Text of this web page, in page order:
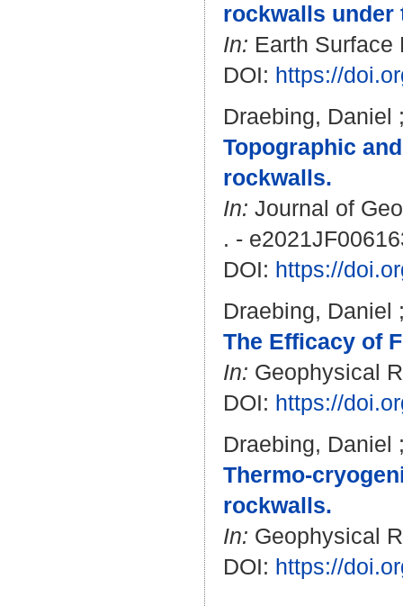
rockwalls under
In: Earth Surface
DOI: https://
Draebing, Daniel
Topographic
rockwalls.
In: Journal of
. -
DOI: https://
Draebing, Daniel
The Efficacy of
In: Geophysical
DOI: https://
Draebing, Daniel
Thermo-
rockwalls.
In: Geophysical
DOI: https://